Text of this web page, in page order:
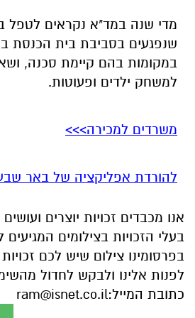
מדי שנה במד"א נקראים לטפל
שנפגעים בסביבת בית הכנסת
במקומות בהם קיימת סכנה,
למשחק ילדים ופעוטות.
משרדים למכירה>>>
להורדת אפליקציה של באר
אנו מכבדים זכויות יוצרים
בעלי הזכויות בצילומים המגיעים
בפרסומינו צילום שיש לכם
לפנות אלינו ולבקש לחדול
כתובת המייל:ram@isnet.co.il